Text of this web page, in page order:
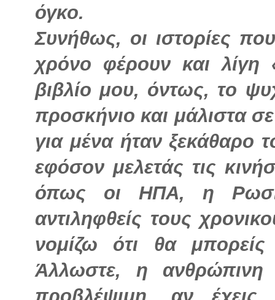
όγκο.
Συνήθως, οι ιστορίες
χρόνο φέρουν και λίγη
βιβλίο μου, όντως, το
προσκήνιο και μάλιστα
για μένα ήταν ξεκάθαρο
εφόσον μελετάς τις
όπως οι ΗΠΑ, η
αντιληφθείς τους
νομίζω ότι θα
Άλλωστε, η ανθρώπινη
προβλέψιμη, αν